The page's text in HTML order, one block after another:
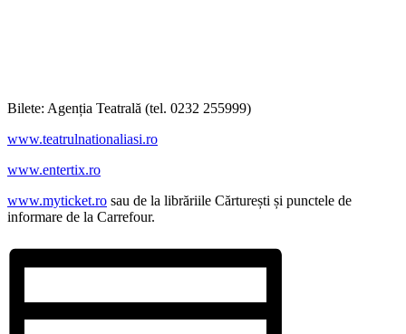
Bilete: Agenția Teatrală (tel. 0232 255999)
www.teatrulnationaliasi.ro
www.entertix.ro
www.myticket.ro sau de la librăriile Cărturești și punctele de
informare de la Carrefour.